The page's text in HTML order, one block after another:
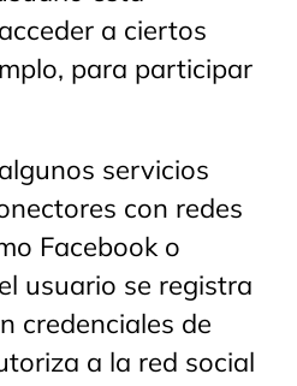
a ciertos
para participar
servicios
con redes
Facebook o
usuario se registra
credenciales de
a la red social